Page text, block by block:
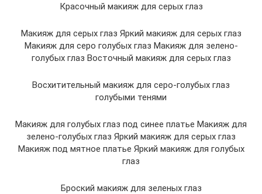
Красочный макияж для серых глаз
Макияж для серых глаз Яркий макияж для серых глаз
Макияж для серо голубых глаз Макияж для зелено-
голубых глаз Восточный макияж для серых глаз
Восхитительный макияж для серо-голубых глаз
голубыми тенями
Макияж для голубых глаз под синее платье Макияж для
зелено-голубых глаз Яркий макияж для серых глаз
Макияж под мятное платье Яркий макияж для голубых
глаз
Броский макияж для зеленых глаз